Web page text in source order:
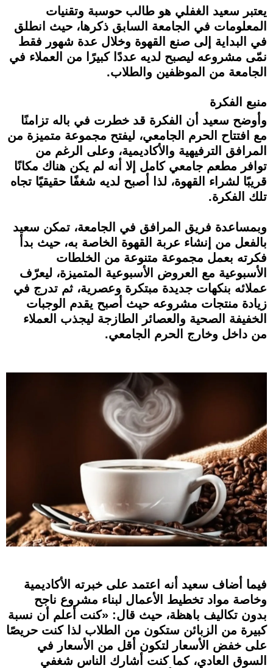
يعتبر سعيد الغفلي هو طالب حوسبة وتقنيات
المعلومات في الجامعة السابق ذكرها، حيث انطلق
في البداية إلى صنع القهوة وخلال عدة شهور فقط
نمّى مشروعه ليصبح لديه عددًا كبيرًا من العملاء في
الجامعة من الموظفين والطلاب.
منبع الفكرة
وأوضح سعيد أن الفكرة قد خطرت في باله تزامنًا
مع افتتاح الحرم الجامعي، ليفتح مجموعة متميزة من
المرافق الترفيهية والأكاديمية، وعلى الرغم من
توافر مطعم جامعي كامل إلا أنه لم يكن هناك مكانًا
قريبًا لشراء القهوة، لذا أصبح لديه شغفًا حقيقيًا تجاه
تلك الفكرة.
وبمساعدة فريق المرافق في الجامعة، تمكن سعيد
بالفعل من إنشاء عربة القهوة الخاصة به، حيث بدأ
فكرته بعمل مجموعة متنوعة من الخلطات
الأسبوعية مع العروض الأسبوعية المتميزة، ليعرّف
عملائه بنكهات جديدة مبتكرة وعصرية، ثم تدرج في
زيادة منتجات مشروعه حيث أصبح يقدم الوجبات
الخفيفة الصحية والعصائر الطازجة ليجذب العملاء
من داخل وخارج الحرم الجامعي.
فيما أضاف سعيد أنه اعتمد على خبرته الأكاديمية
وخاصة مواد تخطيط الأعمال لبناء مشروع ناجح
بدون تكاليف باهظة، حيث قال: «كنت أعلم أن نسبة
كبيرة من الزبائن ستكون من الطلاب لذا كنت حريصًا
على خفض الأسعار لتكون أقل من الأسعار في
السوق العادي، كما كنت أشارك الناس شغفي